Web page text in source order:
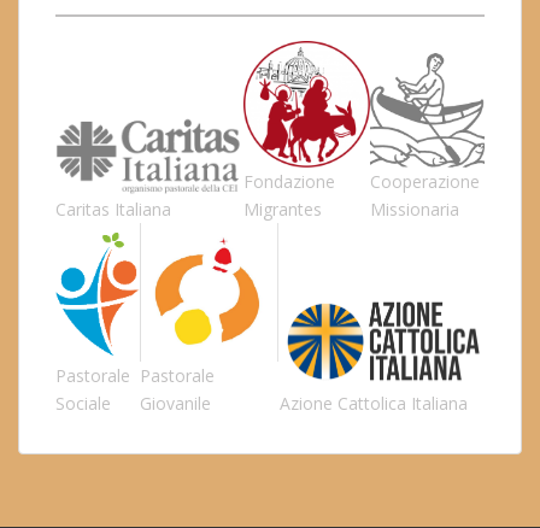
Caritas Italiana
Fondazione
Migrantes
Cooperazione
Missionaria
Pastorale
Sociale
Pastorale
Giovanile
Azione Cattolica Italiana